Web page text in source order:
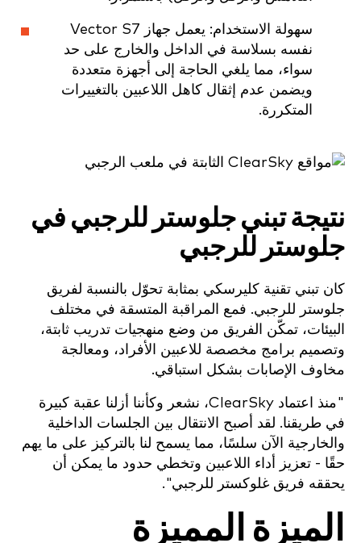
سهولة الاستخدام: يعمل جهاز Vector S7
نفسه بسلاسة في الداخل والخارج على حد
سواء، مما يلغي الحاجة إلى أجهزة متعددة
ويضمن عدم إثقال كاهل اللاعبين بالتغييرات
المتكررة.
نتيجة تبني جلوستر للرجبي في
جلوستر للرجبي
كان تبني تقنية كليرسكي بمثابة تحوّل بالنسبة لفريق
جلوستر للرجبي. فمع المراقبة المتسقة في مختلف
البيئات، تمكّن الفريق من وضع منهجيات تدريب ثابتة،
وتصميم برامج مخصصة للاعبين الأفراد، ومعالجة
مخاوف الإصابات بشكل استباقي.
"منذ اعتماد ClearSky، نشعر وكأننا أزلنا عقبة كبيرة
في طريقنا. لقد أصبح الانتقال بين الجلسات الداخلية
والخارجية الآن سلسًا، مما يسمح لنا بالتركيز على ما يهم
حقًا - تعزيز أداء اللاعبين وتخطي حدود ما يمكن أن
يحققه فريق غلوكستر للرجبي".
الميزة المميزة